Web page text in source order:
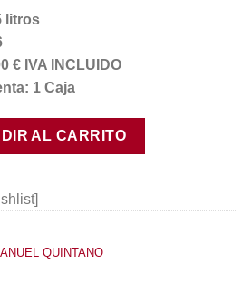
litros
€ IVA INCLUIDO
1 Caja
2016 cantidad
AL CARRITO
QUINTANO